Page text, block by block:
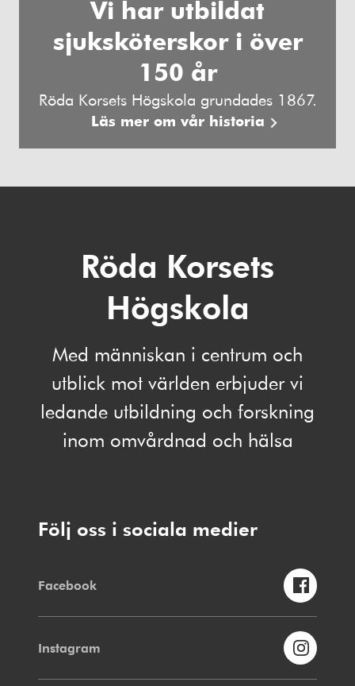
Vi har utbildat
sjuksköterskor i över
150 år
Röda Korsets Högskola grundades 1867.
Läs mer om vår historia
Röda Korsets
Högskola
Med människan i centrum och
utblick mot världen erbjuder vi
ledande utbildning och forskning
inom omvårdnad och hälsa
Följ oss i sociala medier
Facebook
Instagram